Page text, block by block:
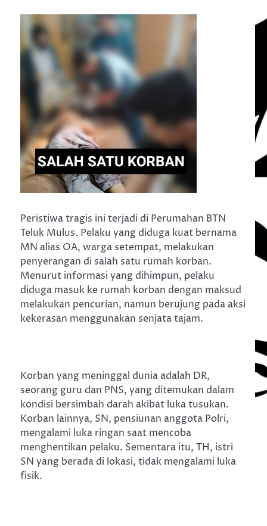
Peristiwa tragis ini terjadi di Perumahan BTN
Teluk Mulus. Pelaku yang diduga kuat bernama
MN alias OA, warga setempat, melakukan
penyerangan di salah satu rumah korban.
Menurut informasi yang dihimpun, pelaku
diduga masuk ke rumah korban dengan maksud
melakukan pencurian, namun berujung pada aksi
kekerasan menggunakan senjata tajam.
Korban yang meninggal dunia adalah DR,
seorang guru dan PNS, yang ditemukan dalam
kondisi bersimbah darah akibat luka tusukan.
Korban lainnya, SN, pensiunan anggota Polri,
mengalami luka ringan saat mencoba
menghentikan pelaku. Sementara itu, TH, istri
SN yang berada di lokasi, tidak mengalami luka
fisik.